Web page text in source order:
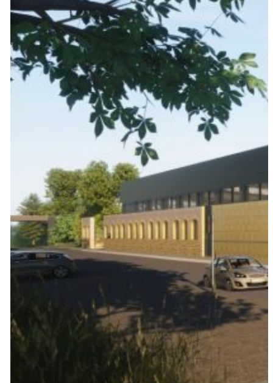
performance.
Maître d’ouvrage
SDIS de la Moselle
Type de mission
Programmation et
AMO
Lieu :
AEDIFICEM,
groupement
AEDIFICEM, EMS
MOEBIUS
DEVELOPPEMENT